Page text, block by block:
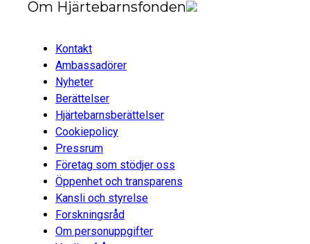
Om Hjärtebarnsfonden
Kontakt
Ambassadörer
Nyheter
Berättelser
Hjärtebarnsberättelser
Cookiepolicy
Pressrum
Företag som stödjer oss
Öppenhet och transparens
Kansli och styrelse
Forskningsråd
Om personuppgifter